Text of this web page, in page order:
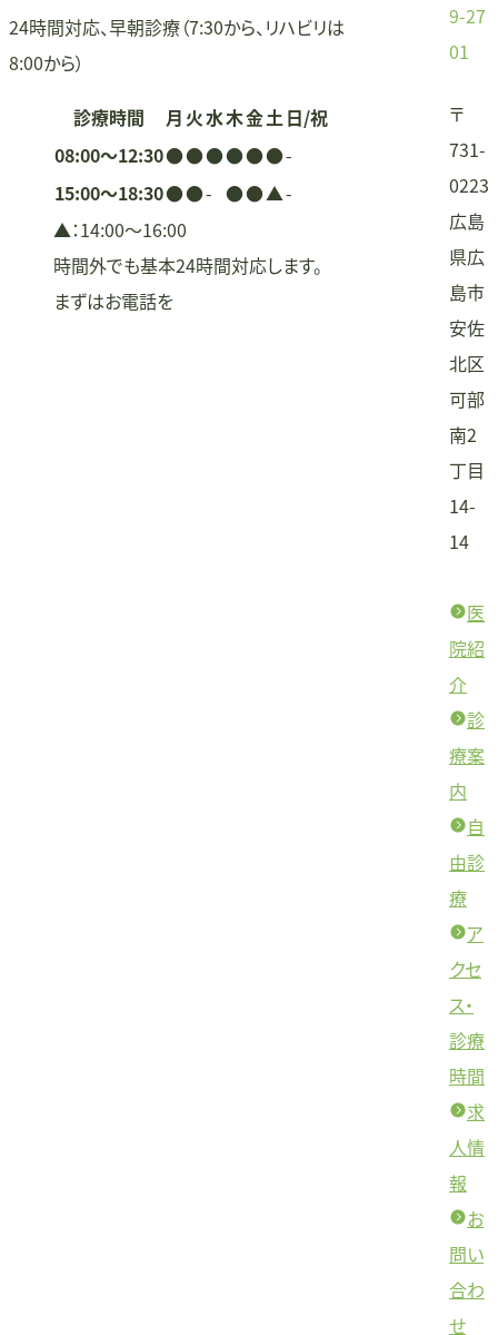
シ
24時間対応、早朝診療（7:30から、リハビリは
8:00から）
診療時間 月 火水木金土日/祝
08:00〜12:30●●●●●●-
15:00〜18:30●●- ●●▲-
▲：14:00〜16:00
時間外でも基本24時間対応します。
まずはお電話を
9-27
01
〒
731-
0223
広島
県広
島市
安佐
北区
可部
南2
丁目
14-
14
医
院紹
介
診
療案
内
自
由診
療
ア
クセ
ス・
診療
時間
求
人情
報
お
問い
合わ
せ